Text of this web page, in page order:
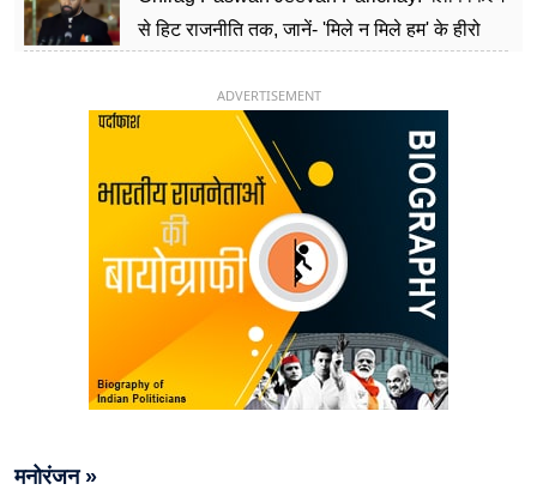
से हिट राजनीति तक, जानें- 'मिले न मिले हम' के हीरो
ADVERTISEMENT
मनोरंजन »